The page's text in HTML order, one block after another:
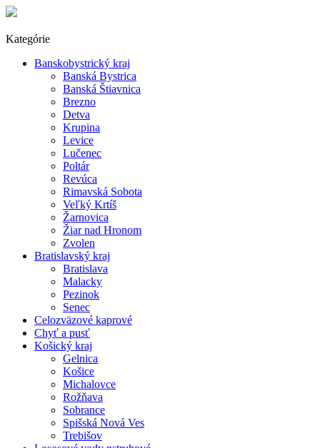
Kategórie
Banskobystrický kraj
Banská Bystrica
Banská Štiavnica
Brezno
Detva
Krupina
Levice
Lučenec
Poltár
Revúca
Rimavská Sobota
Veľký Krtíš
Žarnovica
Žiar nad Hronom
Zvolen
Bratislavský kraj
Bratislava
Malacky
Pezinok
Senec
Celozväzové kaprové
Chyť a pusť
Košický kraj
Gelnica
Košice
Michalovce
Rožňava
Sobrance
Spišská Nová Ves
Trebišov